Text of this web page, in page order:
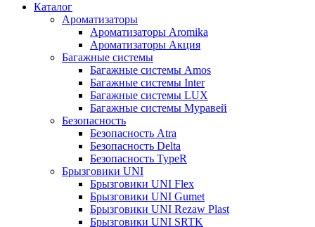
Каталог
Ароматизаторы
Ароматизаторы Aromika
Ароматизаторы Акция
Багажные системы
Багажные системы Amos
Багажные системы Inter
Багажные системы LUX
Багажные системы Муравей
Безопасность
Безопасность Atra
Безопасность Delta
Безопасность TypeR
Брызговики UNI
Брызговики UNI Flex
Брызговики UNI Gumet
Брызговики UNI Rezaw Plast
Брызговики UNI SRTK